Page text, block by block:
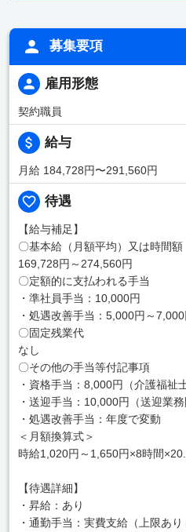
募集要項
雇用形態
契約職員
給与
月給 184,728円〜291,560円
待遇
【給与補足】
〇基本給（月額平均）又は時間額
169,728円～274,560円
〇定額的に支払われる手当
・準社員手当：10,000円
・処遇改善手当：5,000円～7,000
〇固定残業代
なし
〇その他の手当等付記事項
・資格手当：8,000円（介護福祉
・送迎手当：10,000円（送迎業務
・処遇改善手当：年度で変動
＜月額換算式＞
時給1,020円～1,650円×8時間
【待遇詳細】
・昇給：あり
・通勤手当：実費支給（上限あり